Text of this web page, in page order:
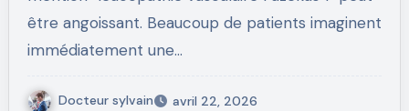
être angoissant. Beaucoup de patients imaginent
immédiatement une…
Docteur sylvain avril 22, 2026